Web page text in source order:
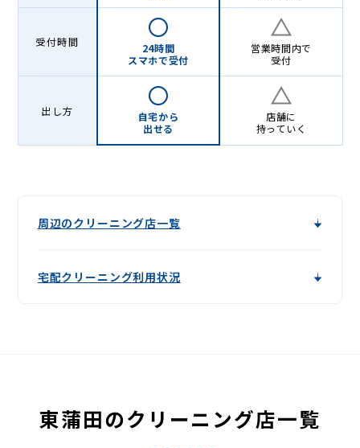
受付時間
24時間
スマホで受付
営業時間内で
受付
出し方
自宅から
出せる
店舗に
持っていく
周辺のクリーニング店一覧
宅配クリーニング利用状況
東蒲田のクリーニング店一覧